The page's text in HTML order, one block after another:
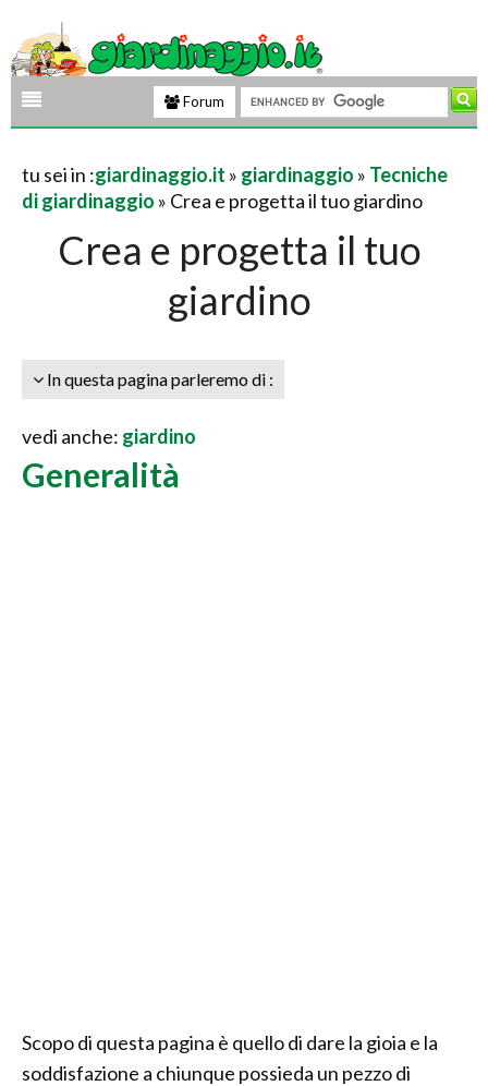
Forum
tu sei in :giardinaggio.it » giardinaggio » Tecniche
di giardinaggio » Crea e progetta il tuo giardino
Crea e progetta il tuo
giardino
In questa pagina parleremo di :
vedi anche: giardino
Generalità
Scopo di questa pagina è quello di dare la gioia e la
soddisfazione a chiunque possieda un pezzo di